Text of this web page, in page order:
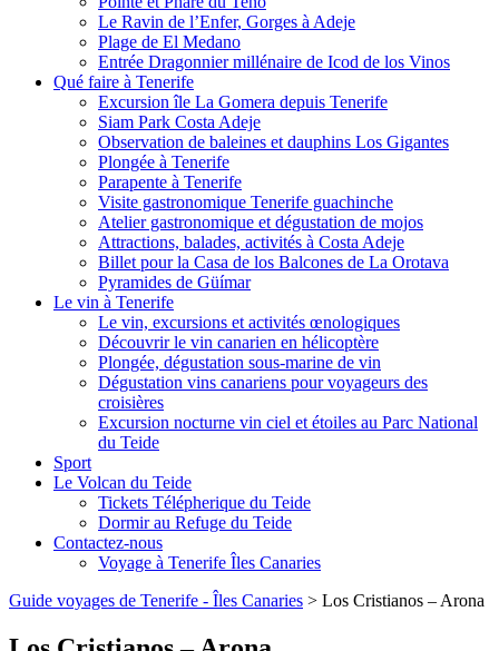
Le Ravin de l’Enfer, Gorges à Adeje
Plage de El Medano
Entrée Dragonnier millénaire de Icod de los Vinos
Qué faire à Tenerife
Excursion île La Gomera depuis Tenerife
Siam Park Costa Adeje
Observation de baleines et dauphins Los Gigantes
Plongée à Tenerife
Parapente à Tenerife
Visite gastronomique Tenerife guachinche
Atelier gastronomique et dégustation de mojos
Attractions, balades, activités à Costa Adeje
Billet pour la Casa de los Balcones de La Orotava
Pyramides de Güímar
Le vin à Tenerife
Le vin, excursions et activités œnologiques
Découvrir le vin canarien en hélicoptère
Plongée, dégustation sous-marine de vin
Dégustation vins canariens pour voyageurs des
croisières
Excursion nocturne vin ciel et étoiles au Parc National
du Teide
Sport
Le Volcan du Teide
Tickets Télépherique du Teide
Dormir au Refuge du Teide
Contactez-nous
Voyage à Tenerife Îles Canaries
Guide voyages de Tenerife - Îles Canaries > Los Cristianos – Arona